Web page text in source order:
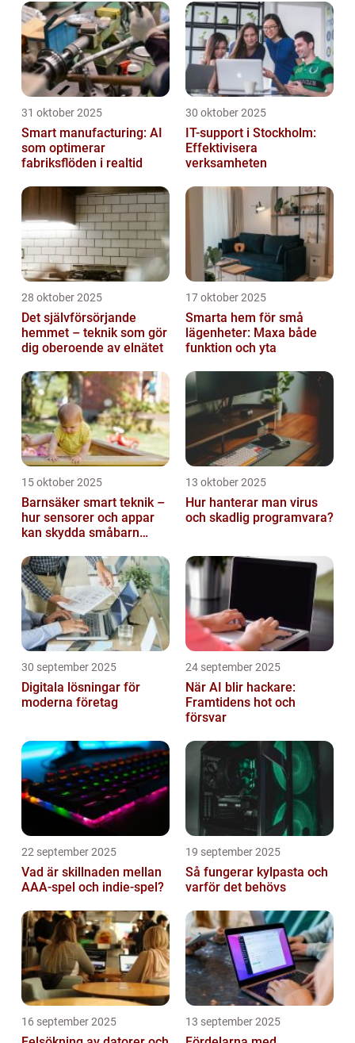
31 oktober 2025
Smart manufacturing: AI
som optimerar
fabriksflöden i realtid
30 oktober 2025
IT-support i Stockholm:
Effektivisera
verksamheten
28 oktober 2025
Det självförsörjande
hemmet – teknik som gör
dig oberoende av elnätet
17 oktober 2025
Smarta hem för små
lägenheter: Maxa både
funktion och yta
15 oktober 2025
Barnsäker smart teknik –
hur sensorer och appar
kan skydda småbarn
13 oktober 2025
Hur hanterar man virus
och skadlig programvara?
30 september 2025
Digitala lösningar för
moderna företag
24 september 2025
När AI blir hackare:
Framtidens hot och
försvar
22 september 2025
Vad är skillnaden mellan
AAA-spel och indie-spel?
19 september 2025
Så fungerar kylpasta och
varför det behövs
16 september 2025 13 september 2025